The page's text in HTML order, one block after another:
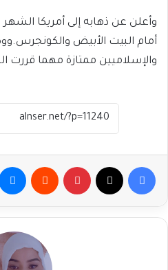
وأعلن عن ذهابه إلى أمريكا
أمام البيت الأبيض
والإسلاميين ممتازة مهما قررت
فيسبوك بينتيريست